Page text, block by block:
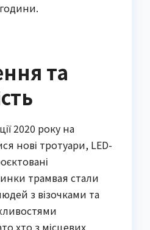
та
2020 року на
нові тротуари, LED-
трамвая стали
з візочками та
хто з місцевих